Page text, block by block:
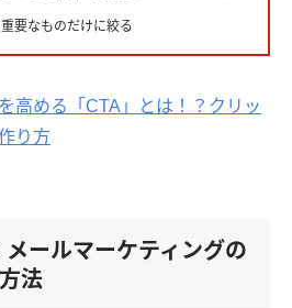
要なものだけに絞る
高める「CTA」とは！？クリッ
り方
メールマーケティングの
法